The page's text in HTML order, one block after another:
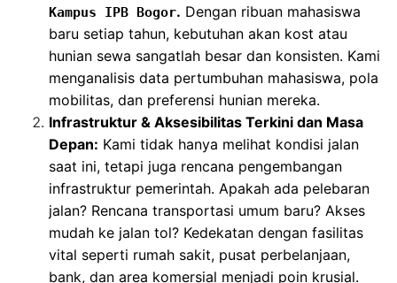
Kampus IPB Bogor. Dengan ribuan mahasiswa
baru setiap tahun, kebutuhan akan kost atau
hunian sewa sangatlah besar dan konsisten. Kami
menganalisis data pertumbuhan mahasiswa, pola
mobilitas, dan preferensi hunian mereka.
Infrastruktur & Aksesibilitas Terkini dan Masa
Depan: Kami tidak hanya melihat kondisi jalan
saat ini, tetapi juga rencana pengembangan
infrastruktur pemerintah. Apakah ada pelebaran
jalan? Rencana transportasi umum baru? Akses
mudah ke jalan tol? Kedekatan dengan fasilitas
vital seperti rumah sakit, pusat perbelanjaan,
bank, dan area komersial menjadi poin krusial.